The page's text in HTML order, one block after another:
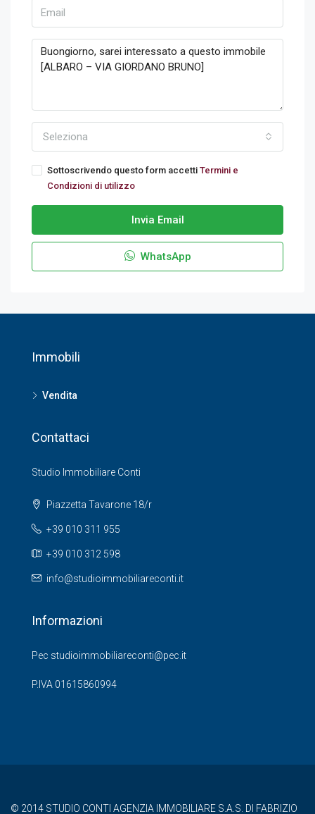
Seleziona
Sottoscrivendo questo form accetti Termini e
Condizioni di utilizzo
Invia Email
WhatsApp
Immobili
Vendita
Contattaci
Studio Immobiliare Conti
Piazzetta Tavarone 18/r
+39 010 311 955
+39 010 312 598
info@studioimmobiliareconti.it
Informazioni
Pec studioimmobiliareconti@pec.it
P.IVA 01615860994
© 2014 STUDIO CONTI AGENZIA IMMOBILIARE S.A.S. DI FABRIZIO